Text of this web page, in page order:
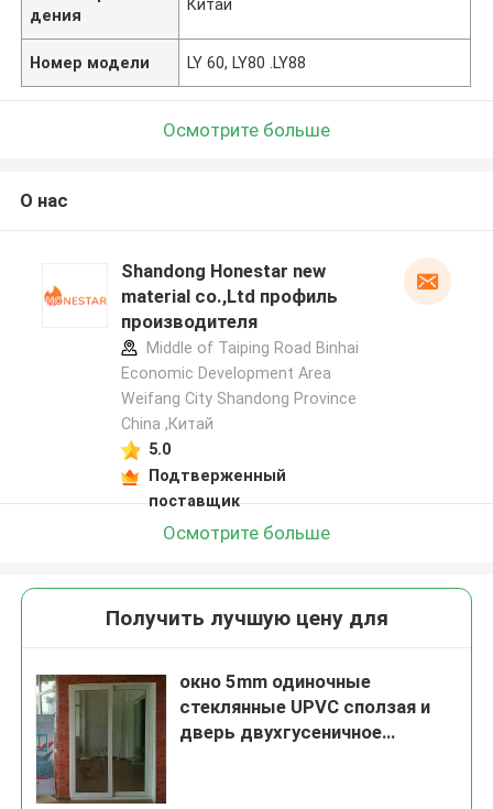
дения
Китай
Номер модели LY 60, LY80 .LY88
Осмотрите больше
О нас
Shandong Honestar new
material co.,Ltd профиль
производителя
Middle of Taiping Road Binhai
Economic Development Area
Weifang City Shandong Province
China ,Китай
5.0
Подтверженный
поставщик
Осмотрите больше
Получить лучшую цену для
окно 5mm одиночные
стеклянные UPVC сползая и
дверь двухгусеничное